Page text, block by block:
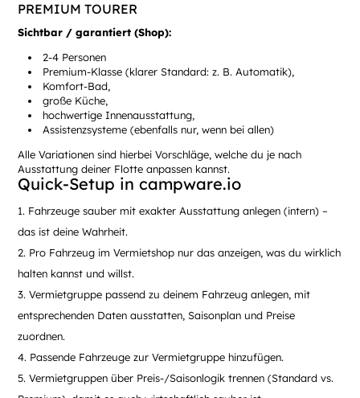
PREMIUM TOURER
Sichtbar / garantiert (Shop):
2-4 Personen
Premium-Klasse (klarer Standard: z. B. Automatik),
Komfort-Bad,
große Küche,
hochwertige Innenausstattung,
Assistenzsysteme (ebenfalls nur, wenn bei allen)
Alle Variationen sind hierbei Vorschläge, welche du je nach
Ausstattung deiner Flotte anpassen kannst.
Quick-Setup in campware.io
Fahrzeuge sauber mit exakter Ausstattung anlegen (intern) –
das ist deine Wahrheit.
Pro Fahrzeug im Vermietshop nur das anzeigen, was du wirklich
halten kannst und willst.
Vermietgruppe passend zu deinem Fahrzeug anlegen, mit
entsprechenden Daten ausstatten, Saisonplan und Preise
zuordnen.
Passende Fahrzeuge zur Vermietgruppe hinzufügen.
Vermietgruppen über Preis-/Saisonlogik trennen (Standard vs.